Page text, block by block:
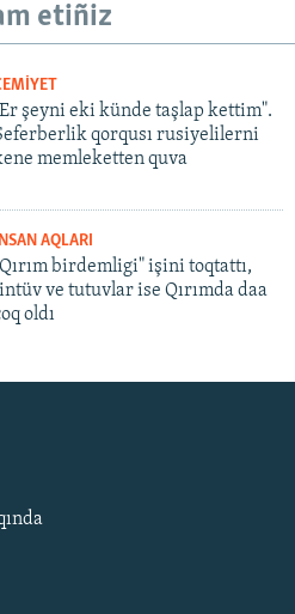
etiñiz
şeyni eki künde taşlap kettim".
qorqusı rusiyelilerni
memleketten quva
İNSAN AQLARI
birdemligi" işini toqtattı,
ve tutuvlar ise Qırımda daa
oldı